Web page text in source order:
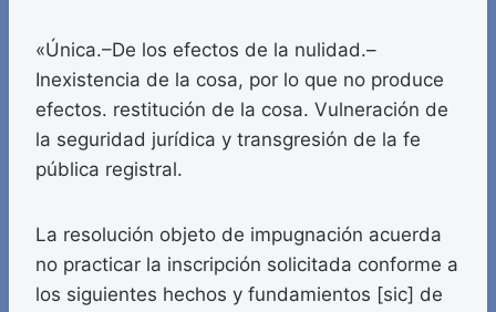
«Única.–De los efectos de la nulidad.–
Inexistencia de la cosa, por lo que no produce
efectos. restitución de la cosa. Vulneración de
la seguridad jurídica y transgresión de la fe
pública registral.
La resolución objeto de impugnación acuerda
no practicar la inscripción solicitada conforme a
los siguientes hechos y fundamientos [sic] de